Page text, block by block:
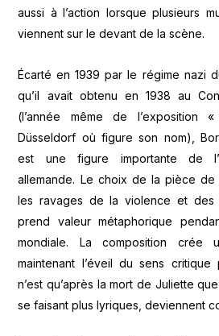
aussi à l’action lorsque plusieurs
viennent sur le devant de la scène.
Écarté en 1939 par le régime nazi
qu’il avait obtenu en 1938 au
(l’année même de
Düsseldorf où figure son nom),
est une figure importante de
allemande. Le choix de la pièce de
les ravages de la violence et des
prend valeur métaphorique
mondiale. La composition crée
maintenant l’éveil du sens
n’est qu’après la mort de Juliette
se faisant plus lyriques, deviennent